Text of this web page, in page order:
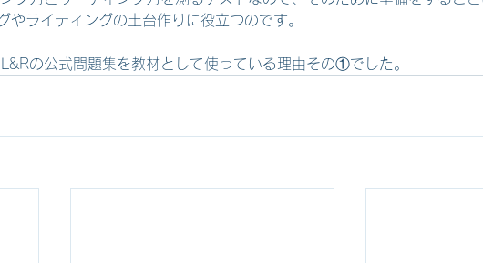
やライティングの土台作りに役立つのです。
の公式問題集を教材として使っている理由その①でした。